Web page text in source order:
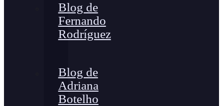
Blog de
Fernando
Rodríguez
Blog de
Adriana
Botelho